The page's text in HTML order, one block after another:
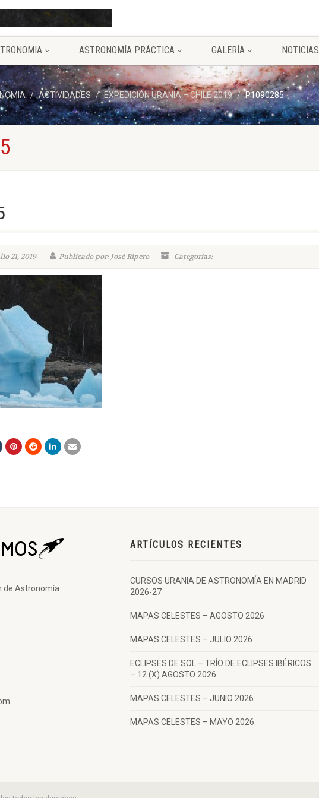
ASTRONOMÍA PRÁCTICA GALERÍA NOTICIAS
ACTIVIDADES EXPEDICIÓN URANIA – CHILE 2019 P1090285
21, 2019 Publicado por: José Ripero Categorías:
de Astronomía
ARTÍCULOS RECIENTES
CURSOS URANIA DE ASTRONOMÍA EN MADRID
2026-27
MAPAS CELESTES – AGOSTO 2026
MAPAS CELESTES – JULIO 2026
ECLIPSES DE SOL – TRÍO DE ECLIPSES IBÉRICOS
– 12 (X) AGOSTO 2026
MAPAS CELESTES – JUNIO 2026
MAPAS CELESTES – MAYO 2026